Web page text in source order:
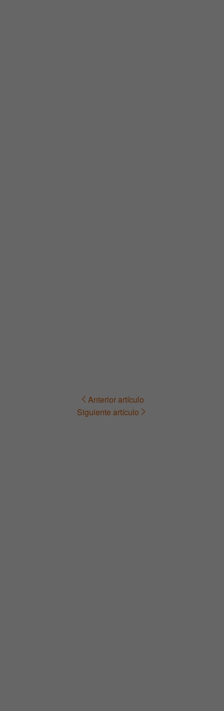
Navegación Anterior artículo
Siguiente artículo